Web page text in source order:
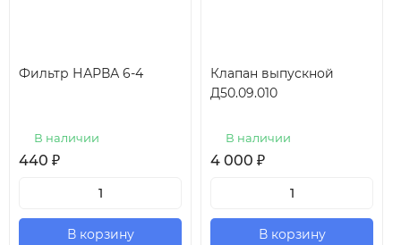
Фильтр НАРВА 6-4
В наличии
440 ₽
В корзину
Клапан выпускной
Д50.09.010
В наличии
4 000 ₽
В корзину